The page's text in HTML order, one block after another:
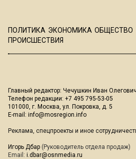
ПОЛИТИКА ЭКОНОМИКА ОБЩЕСТВО
ПРОИСШЕСТВИЯ
Главный редактор: Чечушкин Иван
Телефон редакции: +7 495 795-53-05
101000, г. Москва, ул. Покровка, д. 5
E-mail: info@mosregion.info
Реклама, спецпроекты и иное
Игорь Дбар (Руководитель отдела продаж)
Email: i.dbar@osnmedia.ru